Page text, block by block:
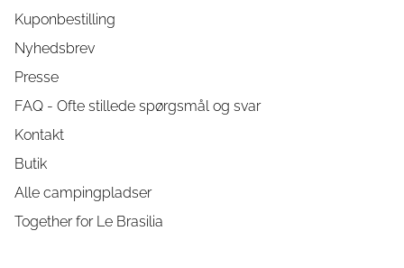
Kuponbestilling
Nyhedsbrev
Presse
FAQ - Ofte stillede spørgsmål og svar
Kontakt
Butik
Alle campingpladser
Together for Le Brasilia